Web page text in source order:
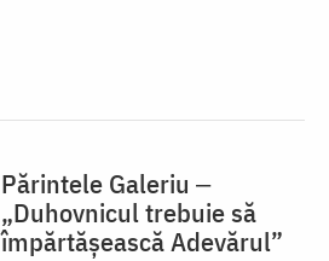
Părintele Galeriu ‒
„Duhovnicul trebuie să
împărtășească Adevărul”